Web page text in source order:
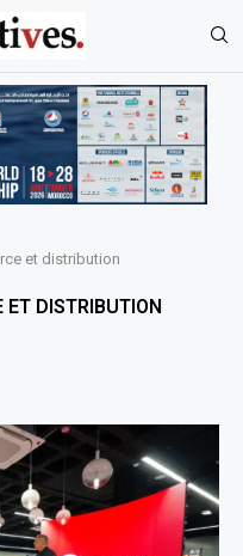
et distribution
ET DISTRIBUTION